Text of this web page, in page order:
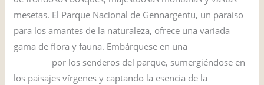
mesetas. El Parque Nacional de Gennargentu, un paraíso
para los amantes de la naturaleza, ofrece una variada
gama de flora y fauna. Embárquese en una
por los senderos del parque, sumergiéndose en
los paisajes vírgenes y captando la esencia de la